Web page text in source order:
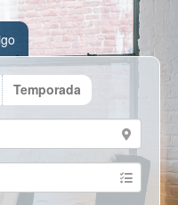
Temporada